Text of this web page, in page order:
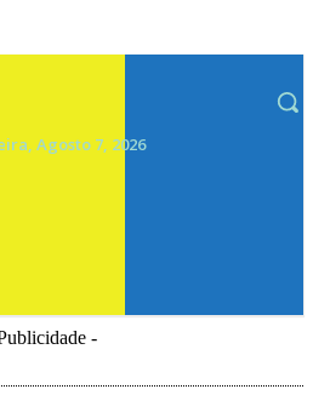
Agosto 7, 2026
-